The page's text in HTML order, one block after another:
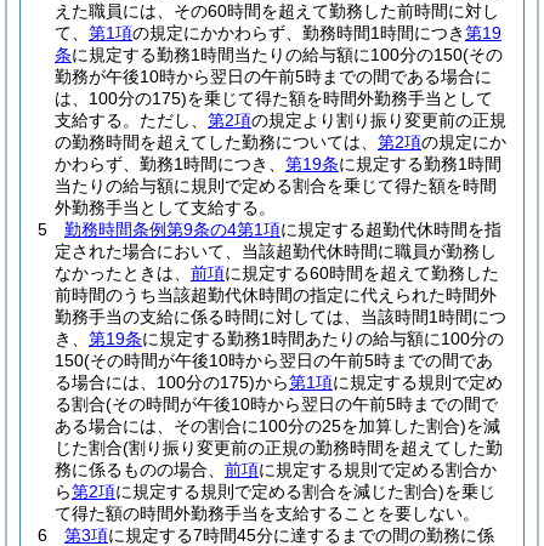
えた職員には、その60時間を超えて勤務した前時間に対し
て、 第1項の規定にかかわらず、勤務時間1時間につき第19
条に規定する勤務1時間当たりの給与額に100分の150(その
勤務が午後10時から翌日の午前5時までの間である場合に
は、100分の175)を乗じて得た額を時間外勤務手当として
支給する。 ただし、 第2項の規定より割り振り変更前の正規
の勤務時間を超えてした勤務については、 第2項の規定にか
かわらず、勤務1時間につき、 第19条に規定する勤務1時間
当たりの給与額に規則で定める割合を乗じて得た額を時間
外勤務手当として支給する。
5
勤務時間条例第9条の4第1項に規定する超勤代休時間を指
定された場合において、当該超勤代休時間に職員が勤務し
なかったときは、 前項に規定する60時間を超えて勤務した
前時間のうち当該超勤代休時間の指定に代えられた時間外
勤務手当の支給に係る時間に対しては、当該時間1時間につ
き、 第19条に規定する勤務1時間あたりの給与額に100分の
150(その時間が午後10時から翌日の午前5時までの間であ
る場合には、100分の175)から第1項に規定する規則で定め
る割合(その時間が午後10時から翌日の午前5時までの間で
ある場合には、その割合に100分の25を加算した割合)を減
じた割合(割り振り変更前の正規の勤務時間を超えてした勤
務に係るものの場合、 前項に規定する規則で定める割合か
ら第2項に規定する規則で定める割合を減じた割合)を乗じ
て得た額の時間外勤務手当を支給することを要しない。
6
第3項に規定する7時間45分に達するまでの間の勤務に係